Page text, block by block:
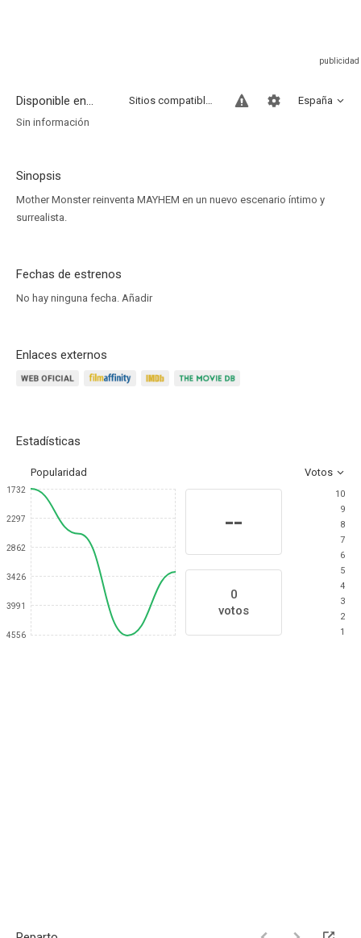
Disponible en... España
Sitios compatibles
Sin información
Sinopsis
Mother Monster reinventa MAYHEM en un nuevo escenario íntimo y
surrealista.
Fechas de estrenos
No hay ninguna fecha. Añadir
Enlaces externos
Estadísticas
Popularidad Votos
1732
2297
2862
3426
3991
4556
--
0
votos
10
9
8
7
6
5
4
3
2
1